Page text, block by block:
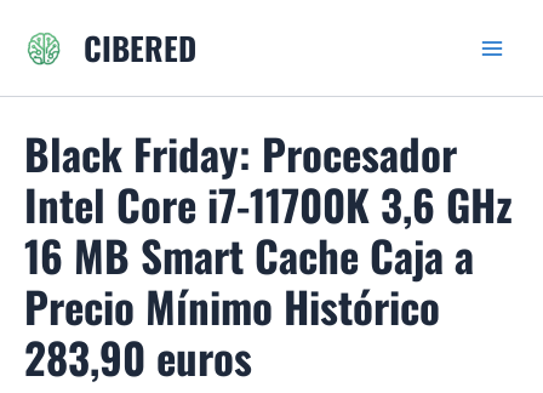
CIBERED
Black Friday: Procesador
Intel Core i7-11700K 3,6 GHz
16 MB Smart Cache Caja a
Precio Mínimo Histórico
283,90 euros